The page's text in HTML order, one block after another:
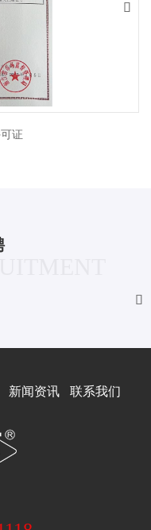
证


新闻资讯 联系我们